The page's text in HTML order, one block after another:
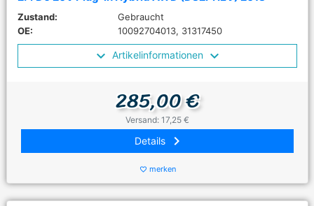
Zustand:
Gebraucht
OE:
10092704013, 31317450
Artikelinformationen
285,00 €
Versand: 17,25 €
Details keyboard_arrow_right
favorite_border merken